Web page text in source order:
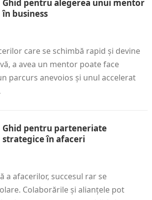
Ghid pentru alegerea unui mentor
în business
care se schimbă rapid și devine
a avea un mentor poate face
parcurs anevoios și unul accelerat
Ghid pentru parteneriate
strategice în afaceri
a afacerilor, succesul rar se
Colaborările și alianțele pot